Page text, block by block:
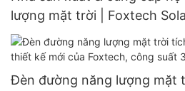
lượng mặt trời | Foxtech
Đèn đường năng lượng mặt